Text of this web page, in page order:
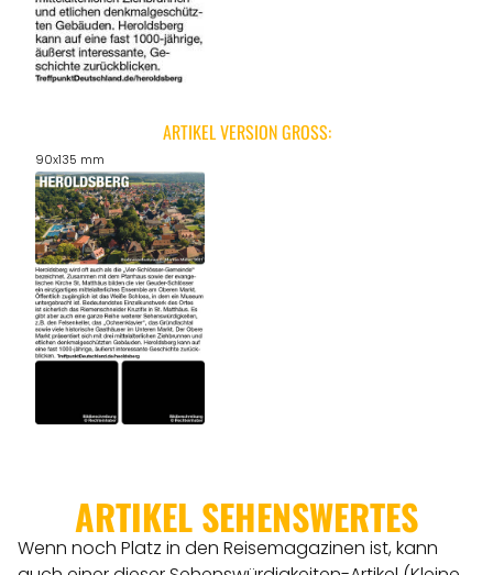
ARTIKEL VERSION GROSS:
90x135 mm
ARTIKEL SEHENSWERTES
Wenn noch Platz in den Reisemagazinen ist, kann